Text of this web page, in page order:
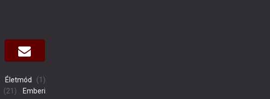
Életmód
(1)
(21)
Emberi